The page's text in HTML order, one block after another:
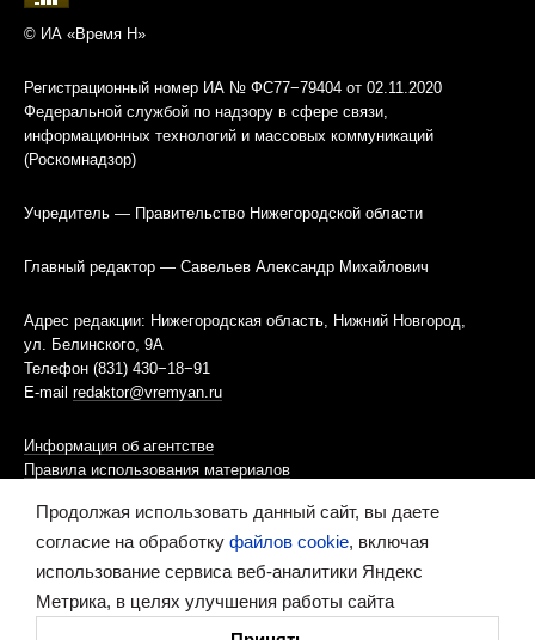
© ИА «Время Н»
Регистрационный номер ИА № ФС77−79404 от 02.11.2020
Федеральной службой по надзору в сфере связи,
информационных технологий и массовых коммуникаций
(Роскомнадзор)
Учредитель — Правительство Нижегородской области
Главный редактор — Савельев Александр Михайлович
Адрес редакции: Нижегородская область, Нижний Новгород,
ул. Белинского, 9А
Телефон (831) 430−18−91
E-mail redaktor@vremyan.ru
Информация об агентстве
Правила использования материалов
Информационная политика использования «cookies»-файлов
Ресурс содержит материалы 16+
Продолжая использовать данный сайт, вы даете
согласие на обработку файлов cookie, включая
использование сервиса веб-аналитики Яндекс
Метрика, в целях улучшения работы сайта